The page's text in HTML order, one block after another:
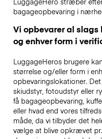
bagageopbevaring i
Vi opbevarer al slags
og enhver form i
LuggageHeros brugere
størrelse og/eller form i
opbevaringslokationer.
skiudstyr, fotoudstyr eller
få bagageopbevaring,
eller hvad end vores
måde, da vi tilbyder det
vælge at blive opkrævet